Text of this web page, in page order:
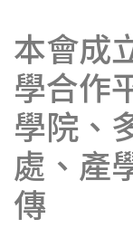
本會成
學合作
學院、
處、產
傳